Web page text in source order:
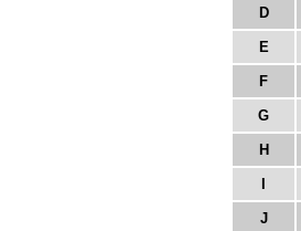
D
E
F
G
H
I
J